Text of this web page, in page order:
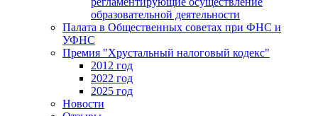
образовательной деятельности
Палата в Общественных советах при ФНС и
УФНС
Премия "Хрустальный налоговый кодекс"
2012 год
2022 год
2025 год
Новости